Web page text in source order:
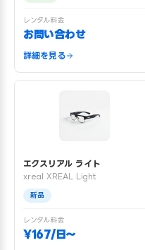
レンタル料金
お問い合わせ
詳細を見る
エクスリアル ライト
xreal XREAL Light
新品
レンタル料金
¥167/日〜